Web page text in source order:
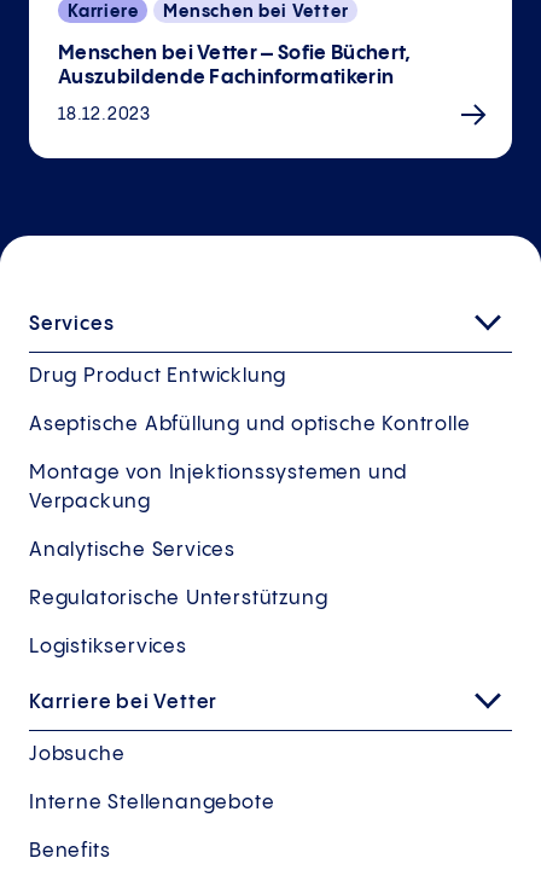
Karriere Menschen bei Vetter
Menschen bei Vetter – Sofie Büchert,
Auszubildende Fachinformatikerin
18.12.2023
Services
Drug Product Entwicklung
Aseptische Abfüllung und optische Kontrolle
Montage von Injektionssystemen und
Verpackung
Analytische Services
Regulatorische Unterstützung
Logistikservices
Karriere bei Vetter
Jobsuche
Interne Stellenangebote
Benefits